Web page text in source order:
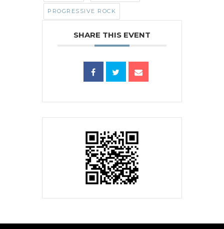
PROGRESSIVE ROCK
SHARE THIS EVENT